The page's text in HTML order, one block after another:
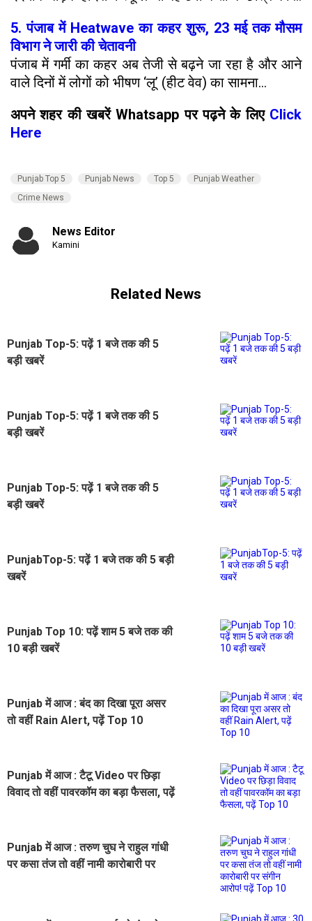
5. पंजाब में Heatwave का कहर शुरू, 23 मई तक मौसम
विभाग ने जारी की चेतावनी
पंजाब में गर्मी का कहर अब तेजी से बढ़ने जा रहा है और आने
वाले दिनों में लोगों को भीषण ‘लू’ (हीट वेव) का सामना...
अपने शहर की खबरें Whatsapp पर पढ़ने के लिए Click
Here
Punjab Top 5 Punjab News Top 5
Punjab Weather
Crime News
News Editor
Kamini
Related News
Punjab Top-5: पढ़ें 1 बजे तक की 5
बड़ी खबरें
Punjab Top-5: पढ़ें 1 बजे तक की 5
बड़ी खबरें
Punjab Top-5: पढ़ें 1 बजे तक की 5
बड़ी खबरें
PunjabTop-5: पढ़ें 1 बजे तक की 5 बड़ी
खबरें
Punjab Top 10: पढ़ें शाम 5 बजे तक की
10 बड़ी खबरें
Punjab में आज : बंद का दिखा पूरा असर
तो वहीं Rain Alert, पढ़ें Top 10
Punjab में आज : टैटू Video पर छिड़ा
विवाद तो वहीं पावरकॉम का बड़ा फैसला, पढ़ें
Punjab में आज : तरुण चुघ ने राहुल गांधी
पर कसा तंज तो वहीं नामी कारोबारी पर